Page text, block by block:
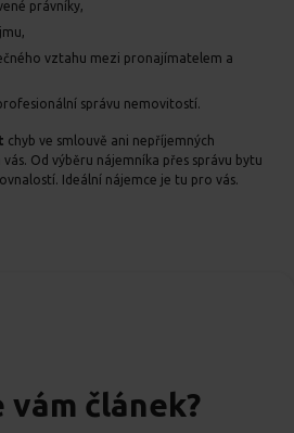
právníky,
vztahu mezi pronajímatelem a
správu nemovitostí.
chyb ve smlouvě ani nepříjemných
Od výběru nájemníka přes správu bytu
Ideální nájemce je tu pro vás.
vám článek?